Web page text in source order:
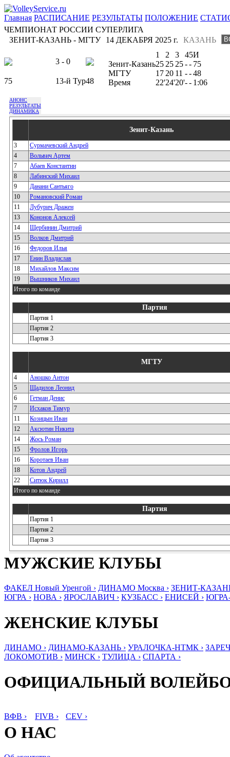
Главная РАСПИСАНИЕ РЕЗУЛЬТАТЫ ПОЛОЖЕНИЕ
ЧЕМПИОНАТ РОССИИ СУПЕРЛИГА
ЗЕНИТ-КАЗАНЬ - МГТУ
КАЗАНЬ
14 ДЕКАБРЯ 2025 г.
3 - 0
75 13-й Тур48
1 2 3 45И
Зенит-Казань25 25 25-- 75
МГТУ
17 20 11 --48
Время
22'24'20'-- 1:06
АНОНС
РЕЗУЛЬТАТЫ
ДИНАМИКА
Зенит-Казань
3
Сурмачевский Андрей
4
Вольвич Артем
7
Абаев Константин
8
Лабинский Михаил
9
Данани Сантьяго
10
Романовский Роман
11
Лубурич Дражен
13
Кононов Алексей
14
Щербинин Дмитрий
15
Волков Дмитрий
16
Федоров Илья
17
Енин Владислав
18
Михайлов Максим
19
Вышников Михаил
Итого по команде
Партия
Партия 1
Партия 2
Партия 3
МГТУ
4
Аношко Антон
5
Щадилов Леонид
6
Гетман Денис
7
Исхаков Тимур
11
Козицын Иван
12
Аксютин Никита
14
Жось Роман
15
Фролов Игорь
16
Коротаев Иван
18
Котов Андрей
22
Ситюк Кирилл
Итого по команде
Партия
Партия 1
Партия 2
Партия 3
МУЖСКИЕ КЛУБЫ
ФАКЕЛ Новый Уренгой › ДИНАМО Москва › ЗЕНИТ-
ЮГРА › НОВА › ЯРОСЛАВИЧ › КУЗБАСС › ЕНИСЕЙ ›
ЖЕНСКИЕ КЛУБЫ
ДИНАМО › ДИНАМО-КАЗАНЬ › УРАЛОЧКА-НТМК ›
ЛОКОМОТИВ › МИНСК › ТУЛИЦА › СПАРТА ›
ОФИЦИАЛЬНЫЙ
ВФВ › FIVB › CEV ›
О НАС